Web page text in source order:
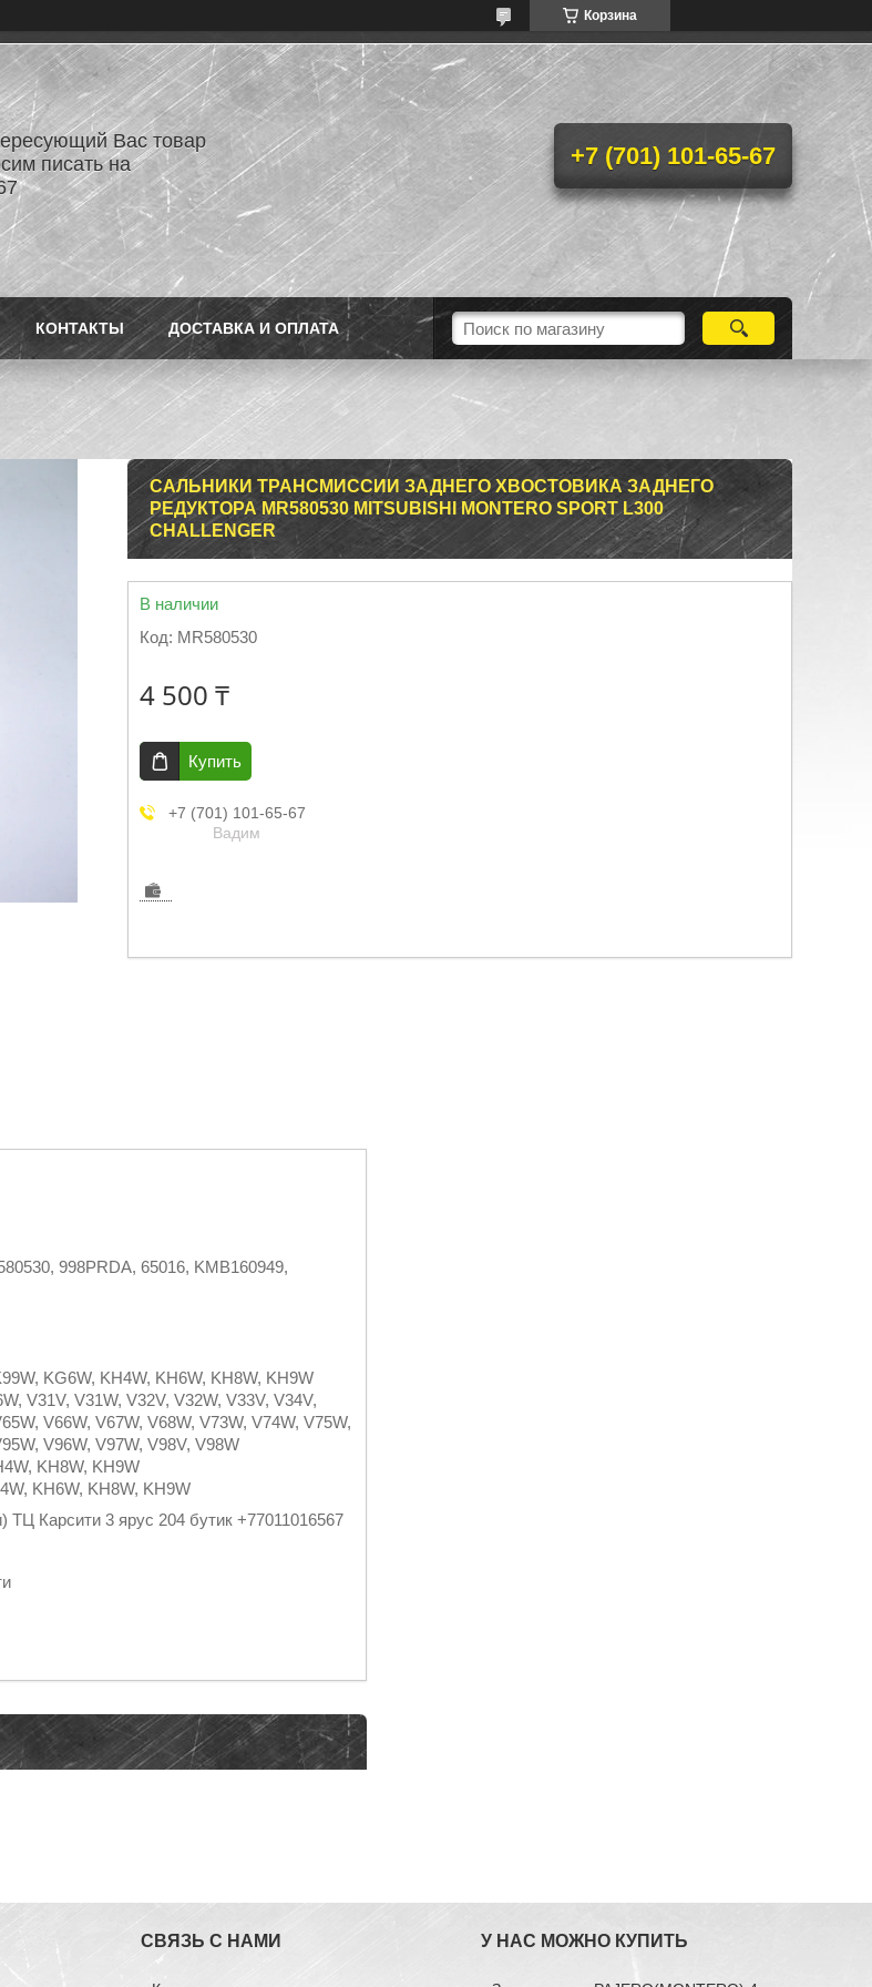
Корзина
Вас товар
писать на
+7 (701) 101-65-67
КОНТАКТЫ ДОСТАВКА И ОПЛАТА
САЛЬНИКИ ТРАНСМИССИИ ЗАДНЕГО ХВОСТОВИКА ЗАДНЕГО
РЕДУКТОРА MR580530 MITSUBISHI MONTERO SPORT L300
CHALLENGER
В наличии
Код: MR580530
4 500 ₸
Купить
+7 (701) 101-65-67
Вадим
998PRDA, 65016, KMB160949,
KG6W, KH4W, KH6W, KH8W, KH9W
V31V, V31W, V32V, V32W, V33V, V34V,
V66W, V67W, V68W, V73W, V74W, V75W,
V96W, V97W, V98V, V98W
KH8W, KH9W
KH6W, KH8W, KH9W
Карсити 3 ярус 204 бутик +77011016567
СВЯЗЬ С НАМИ У НАС МОЖНО КУПИТЬ